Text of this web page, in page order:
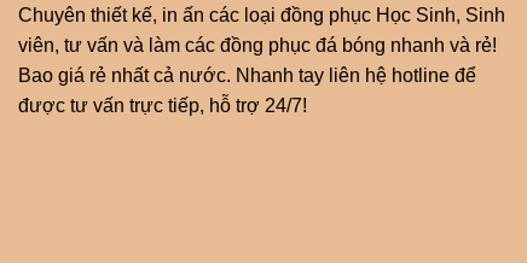
Chuyên thiết kế, in ấn các loại đồng phục Học Sinh, Sinh
viên, tư vấn và làm các đồng phục đá bóng nhanh và rẻ!
Bao giá rẻ nhất cả nước. Nhanh tay liên hệ hotline để
được tư vấn trực tiếp, hỗ trợ 24/7!